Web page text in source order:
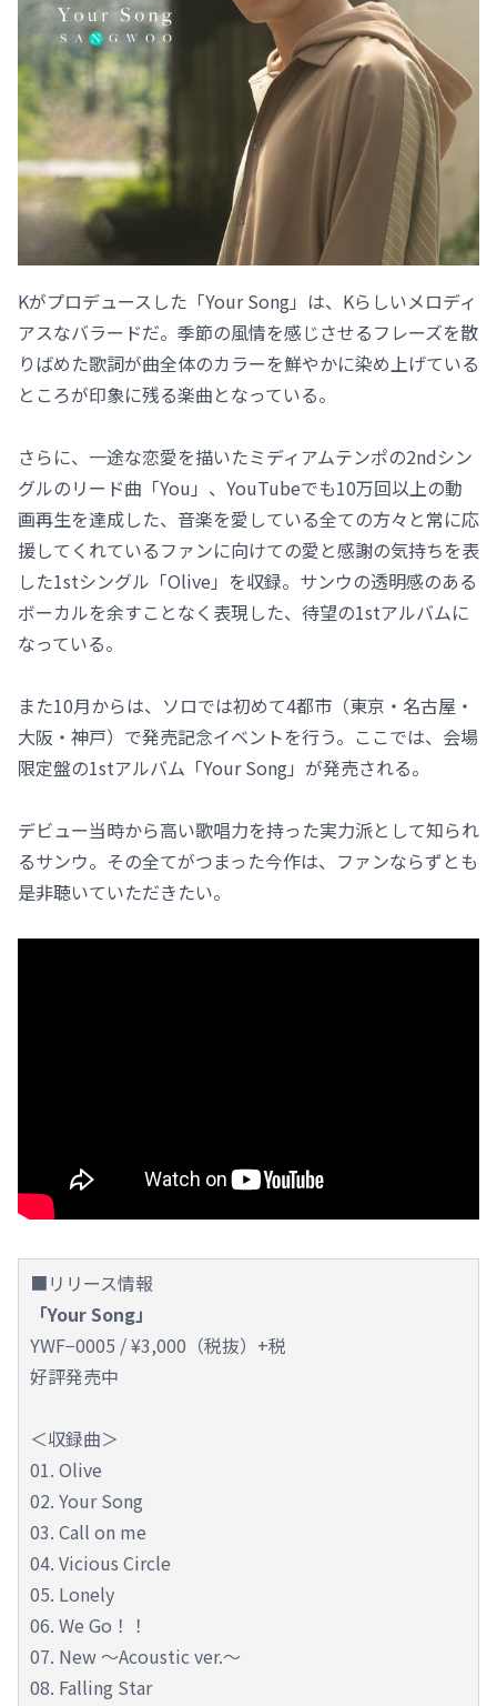
Kがプロデュースした「Your Song」は、Kらしいメロディ
アスなバラードだ。季節の風情を感じさせるフレーズを散
りばめた歌詞が曲全体のカラーを鮮やかに染め上げている
ところが印象に残る楽曲となっている。
さらに、一途な恋愛を描いたミディアムテンポの2ndシン
グルのリード曲「You」、YouTubeでも10万回以上の動
画再生を達成した、音楽を愛している全ての方々と常に応
援してくれているファンに向けての愛と感謝の気持ちを表
した1stシングル「Olive」を収録。サンウの透明感のある
ボーカルを余すことなく表現した、待望の1stアルバムに
なっている。
また10月からは、ソロでは初めて4都市（東京・名古屋・
大阪・神戸）で発売記念イベントを行う。ここでは、会場
限定盤の1stアルバム「Your Song」が発売される。
デビュー当時から高い歌唱力を持った実力派として知られ
るサンウ。その全てがつまった今作は、ファンならずとも
是非聴いていただきたい。
■リリース情報
「Your Song」
YWF−0005 / ¥3,000（税抜）+税
好評発売中
＜収録曲＞
01. Olive
02. Your Song
03. Call on me
04. Vicious Circle
05. Lonely
06. We Go！！
07. New ～Acoustic ver.～
08. Falling Star